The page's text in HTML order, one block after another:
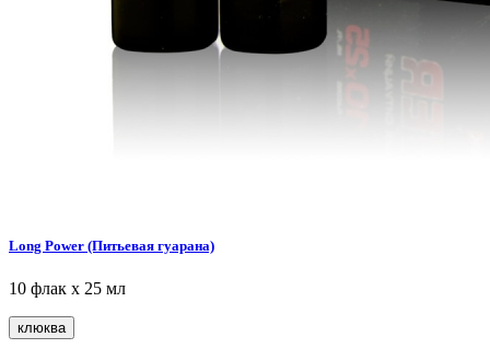
Long Power (Питьевая гуарана)
10 флак х 25 мл
клюква